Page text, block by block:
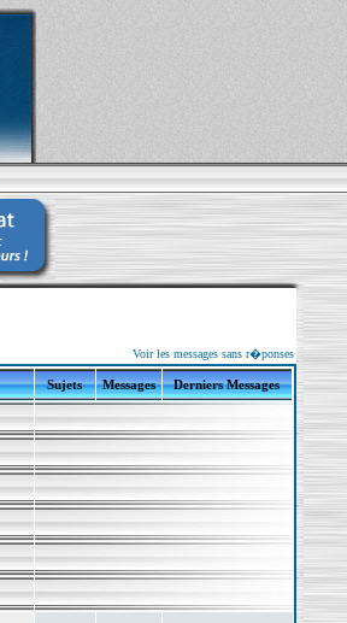
Voir les messages sans r�ponses
Sujets Messages Derniers Messages